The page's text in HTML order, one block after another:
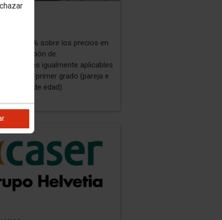
del 5% sobre los precios en
la afiliación de
Condiciones igualmente aplicables
de primer grado (pareja e
menores de edad).